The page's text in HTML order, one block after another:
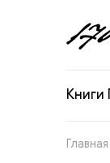
Книги
Главная